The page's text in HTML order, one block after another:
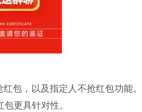
包，以及指定人不抢红包功能。
更具针对性。